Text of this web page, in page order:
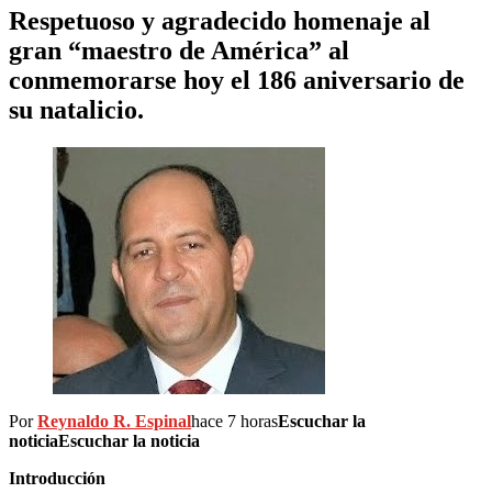
Respetuoso y agradecido homenaje al
gran “maestro de América” al
conmemorarse hoy el 186 aniversario de
su natalicio.
PorReynaldo R. Espinalhace 7 horasEscuchar la
noticiaEscuchar la noticia
Introducción